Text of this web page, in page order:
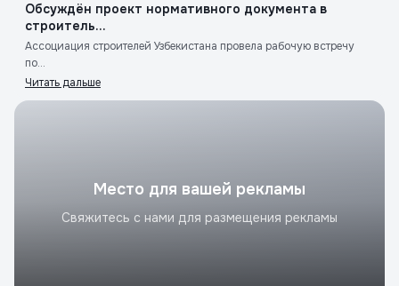
Обсуждён проект нормативного документа в
строитель...
Ассоциация строителей Узбекистана провела рабочую встречу
по...
Читать дальше
Место для вашей рекламы
Свяжитесь с нами для размещения рекламы